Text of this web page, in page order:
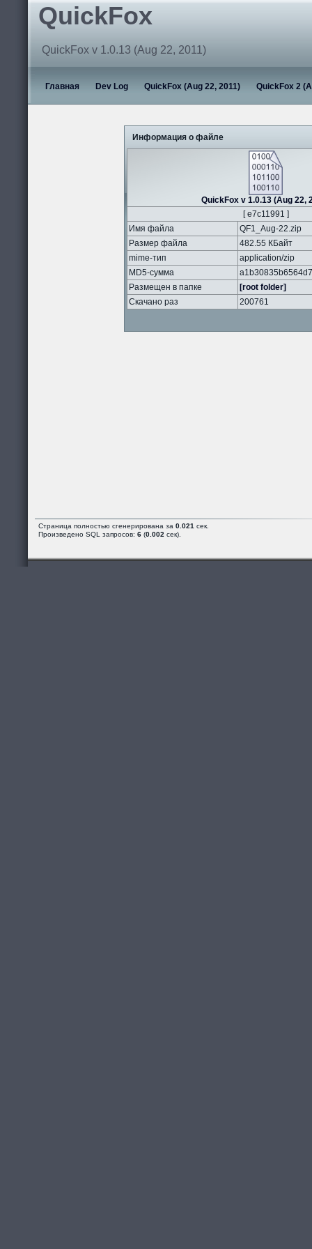
QuickFox
QuickFox v 1.0.13 (Aug 22, 2011)
Главная Dev Log QuickFox (Aug 22, 2011) QuickFox 2
Информация о файле
QuickFox v 1.0.13 (Aug 22,
[ e7c11991 ]
Имя файла
QF1_Aug-22.zip
Размер файла
482.55 КБайт
mime-тип
application/zip
MD5-сумма
Размещен в папке
[root folder]
Скачано раз
200761
Страница полностью сгенерирована за 0.021 сек.
Произведено SQL запросов: 6 (0.002 сек).